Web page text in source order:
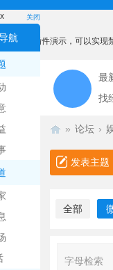
关闭
航
x
本功能为插件演示，可以实现
我知道了
最
找
» 论坛 ›
发表主题
全部
字母检索